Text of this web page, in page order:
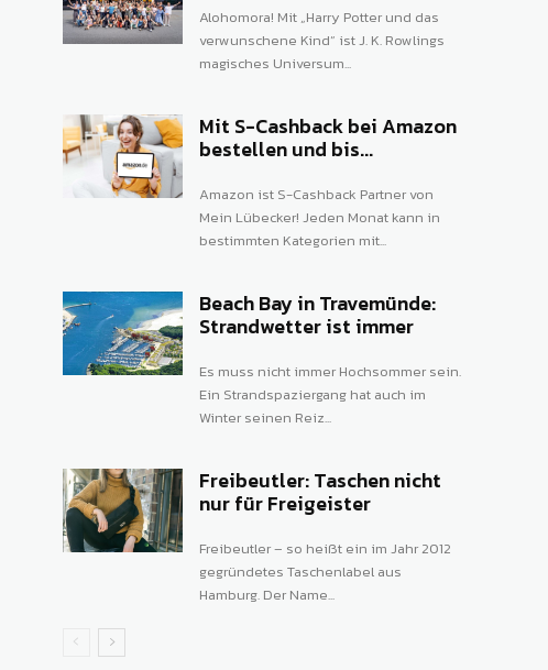
Alohomora! Mit „Harry Potter und das
verwunschene Kind“ ist J. K. Rowlings
magisches Universum...
Mit S-Cashback bei Amazon
bestellen und bis...
Amazon ist S-Cashback Partner von
Mein Lübecker! Jeden Monat kann in
bestimmten Kategorien mit...
Beach Bay in Travemünde:
Strandwetter ist immer
Es muss nicht immer Hochsommer sein.
Ein Strandspaziergang hat auch im
Winter seinen Reiz...
Freibeutler: Taschen nicht
nur für Freigeister
Freibeutler – so heißt ein im Jahr 2012
gegründetes Taschenlabel aus
Hamburg. Der Name...